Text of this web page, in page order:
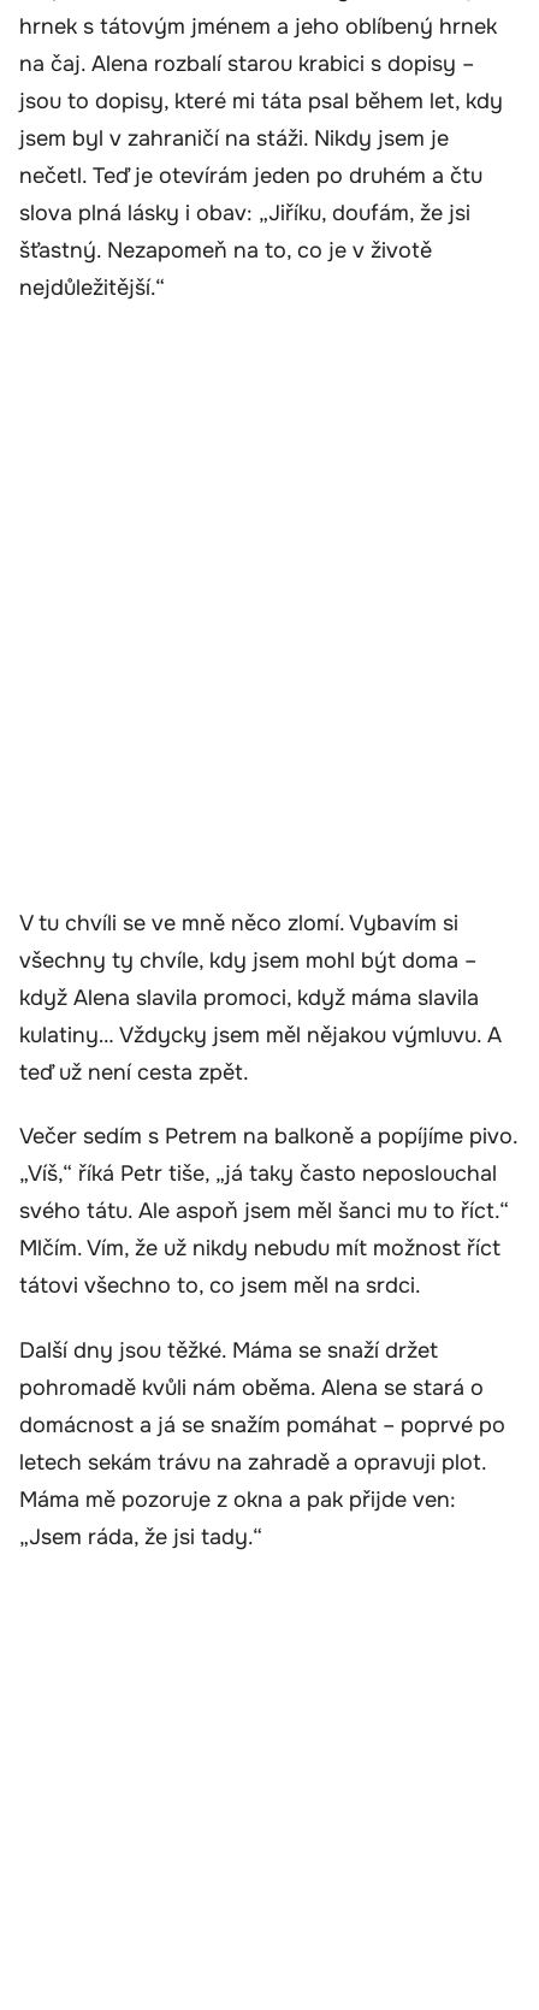
hrnek s tátovým jménem a jeho oblíbený hrnek
na čaj. Alena rozbalí starou krabici s dopisy –
jsou to dopisy, které mi táta psal během let, kdy
jsem byl v zahraničí na stáži. Nikdy jsem je
nečetl. Teď je otevírám jeden po druhém a čtu
slova plná lásky i obav: „Jiříku, doufám, že jsi
šťastný. Nezapomeň na to, co je v životě
nejdůležitější.“
V tu chvíli se ve mně něco zlomí. Vybavím si
všechny ty chvíle, kdy jsem mohl být doma –
když Alena slavila promoci, když máma slavila
kulatiny… Vždycky jsem měl nějakou výmluvu. A
teď už není cesta zpět.
Večer sedím s Petrem na balkoně a popíjíme pivo.
„Víš,“ říká Petr tiše, „já taky často neposlouchal
svého tátu. Ale aspoň jsem měl šanci mu to říct.“
Mlčím. Vím, že už nikdy nebudu mít možnost říct
tátovi všechno to, co jsem měl na srdci.
Další dny jsou těžké. Máma se snaží držet
pohromadě kvůli nám oběma. Alena se stará o
domácnost a já se snažím pomáhat – poprvé po
letech sekám trávu na zahradě a opravuji plot.
Máma mě pozoruje z okna a pak přijde ven:
„Jsem ráda, že jsi tady.“